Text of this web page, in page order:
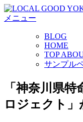
コ
ン
キ
プ
メニュー
BLOG
HOME
TOP
サンプル
「神奈川県
ロジェクト」